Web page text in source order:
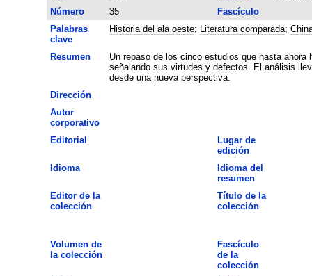
Número
35
Fascículo
Palabras
clave
Historia del ala oeste; Literatura comparada;
Resumen
Un repaso de los cinco estudios que hasta ahora
señalando sus virtudes y defectos. El análisis
desde una nueva perspectiva.
Dirección
Autor
corporativo
Editorial
Lugar de
edición
Idioma
Idioma del
resumen
Editor de la
colección
Título de la
colección
Volumen de
la colección
Fascículo
de la
colección